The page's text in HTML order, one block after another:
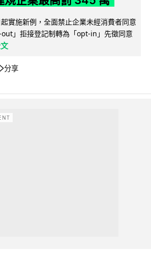
實施新例，全面禁止企業未經消費者同意
」拒接登記制轉為「opt-in」先徵同意
分享